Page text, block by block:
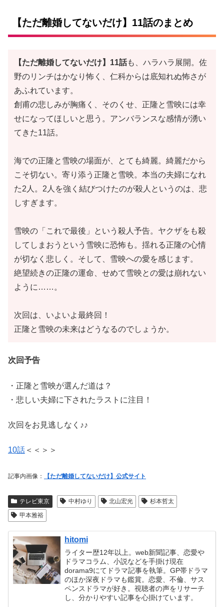
【ただ離婚してないだけ】11話のまとめ
【ただ離婚してないだけ】11話も、ハラハラ展開。佐
野のリンチはかなり怖く、仁科からは底知れぬ怖さが
あふれています。
創甫の悲しみが胸痛く、そのくせ、正隆と雪映には幸
せになってほしいと思う。アンバランスな感情が湧い
てきた11話。
海での正隆と雪映の場面が、とても綺麗。綺麗だから
こそ切ない。寄り添う正隆と雪映。本当の夫婦になれ
た2人。2人を強く結びつけたのが殺人というのは、悲
しすぎます。
雪映の「これで最後」という殺人予告。ヤクザをも殺
してしまおうという雪映に恐怖も。揺れる正隆の心情
が切なく悲しく。そして、雪映への愛を感じます。
絶望続きの正隆の運命、せめて雪映との愛は崩れない
ように……。
次回は、いよいよ最終回！
正隆と雪映の未来はどうなるのでしょうか。
次回予告
・正隆と雪映が選んだ道は？
・悲しい夫婦に下されたラストに注目！
次回をお見逃しなく♪♪
10話 ＜＜＞＞
記事内画像： 【ただ離婚してないだけ】公式サイト
テレビ東京 中村ゆり 北山宏光
杉本哲太
甲本雅裕
hitomi
ライター歴12年以上。web新聞記事、恋愛や
ドラマコラム、小説などを手掛け現在
dorama9にてドラマ記事を執筆。GP帯ドラマ
のほか深夜ドラマも鑑賞。恋愛、不倫、サス
ペンスドラマが好き。視聴者の声をリサーチ
し、分かりやすい記事を心掛けています。